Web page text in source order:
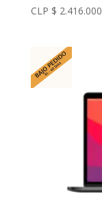
CLP $ 2.416.000